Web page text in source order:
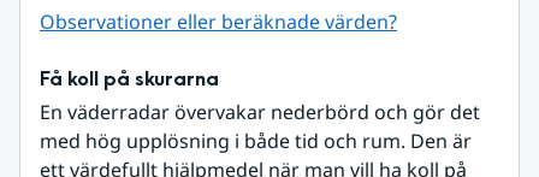
Observationer eller beräknade värden?
Få koll på skurarna
En väderradar övervakar nederbörd och gör det
med hög upplösning i både tid och rum. Den är
ett värdefullt hjälpmedel när man vill ha koll på